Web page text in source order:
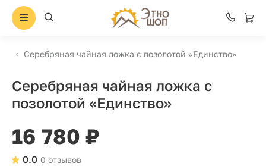
Серебряная чайная ложка с позолотой «Единство»
Серебряная чайная ложка с
позолотой «Единство»
16 780 ₽
0 отзывов
0.0